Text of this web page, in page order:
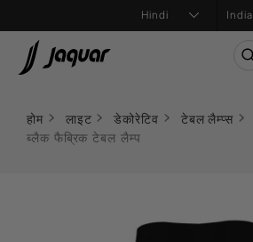
India
होम लाइट डेकोरेटिव
टेबल लैम्प्स
ब्लैक फैब्रिक टेबल लैम्प